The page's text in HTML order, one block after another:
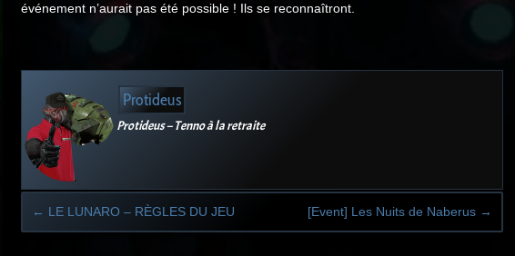
événement n’aurait pas été possible ! Ils se reconnaîtront.
Protideus
Protideus – Tenno à la retraite
← LE LUNARO – RÈGLES DU JEU [Event] Les Nuits de Naberus →